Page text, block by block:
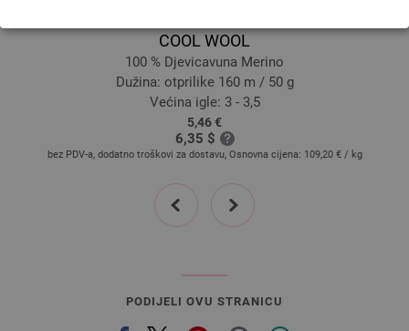
COOL WOOL
100 % Djevicavuna Merino
Dužina: otprilike 160 m / 50 g
Većina igle: 3 - 3,5
5,46 €
6,35 $
bez PDV-a, dodatno troškovi za dostavu, Osnovna cijena: 109,20 € / kg
prev next
PODIJELI OVU STRANICU